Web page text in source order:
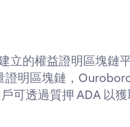
立的權益證明區塊鏈
明區塊鏈，
透過質押 ADA 以獲